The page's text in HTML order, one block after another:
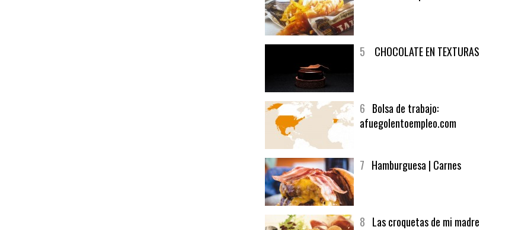
afuegolentoempleo.com